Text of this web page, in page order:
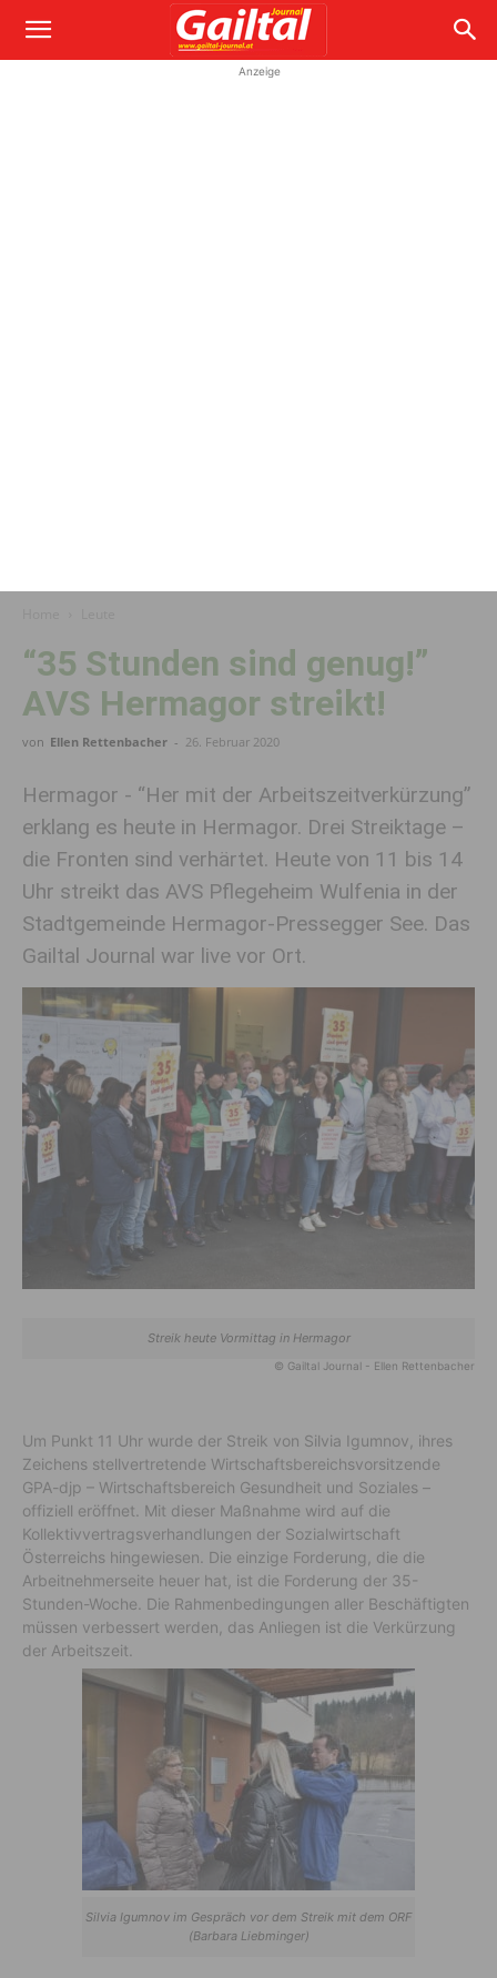
Anzeige
“35 Stunden sind genug!”
AVS Hermagor streikt!
von Ellen Rettenbacher - 26. Februar 2020
Hermagor - “Her mit der Arbeitszeitverkürzung”
erklang es heute in Hermagor. Drei Streiktage –
die Fronten sind verhärtet. Heute von 11 bis 14
Uhr streikt das AVS Pflegeheim Wulfenia in der
Stadtgemeinde Hermagor-Pressegger See. Das
Gailtal Journal war live vor Ort.
Streik heute Vormittag in Hermagor
© Gailtal Journal - Ellen Rettenbacher
Um Punkt 11 Uhr wurde der Streik von Silvia Igumnov, ihres
Zeichens stellvertretende Wirtschaftsbereichsvorsitzende
GPA-djp – Wirtschaftsbereich Gesundheit und Soziales –
offiziell eröffnet. Mit dieser Maßnahme wird auf die
Kollektivvertragsverhandlungen der Sozialwirtschaft
Österreichs hingewiesen. Die einzige Forderung, die die
Arbeitnehmerseite heuer hat, ist die Forderung der 35-
Stunden-Woche. Die Rahmenbedingungen aller Beschäftigten
müssen verbessert werden, das Anliegen ist die Verkürzung
der Arbeitszeit.
Silvia Igumnov im Gespräch vor dem Streik mit dem ORF
(Barbara Liebminger)